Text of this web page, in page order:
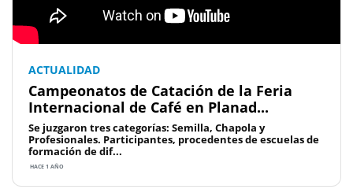
ACTUALIDAD
Campeonatos de Catación de la Feria
Internacional de Café en Planad...
Se juzgaron tres categorías: Semilla, Chapola y
Profesionales. Participantes, procedentes de escuelas de
formación de dif...
HACE 1 AÑO